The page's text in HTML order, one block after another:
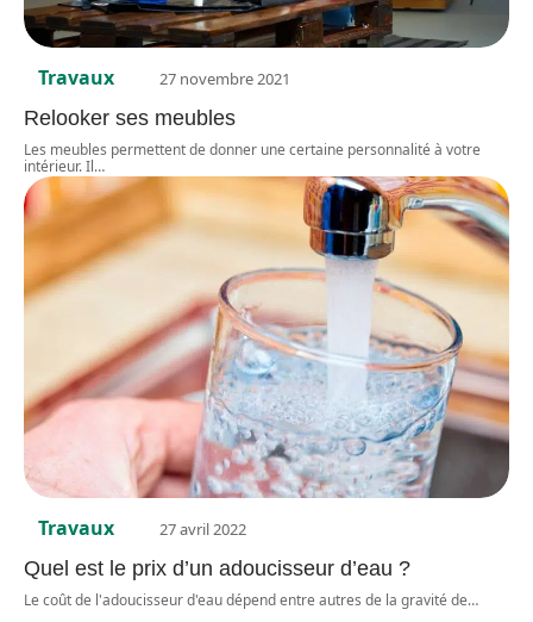
Travaux 27 novembre 2021
Relooker ses meubles
Les meubles permettent de donner une certaine personnalité à votre
intérieur. Il…
Travaux 27 avril 2022
Quel est le prix d’un adoucisseur d’eau ?
Le coût de l'adoucisseur d'eau dépend entre autres de la gravité de…